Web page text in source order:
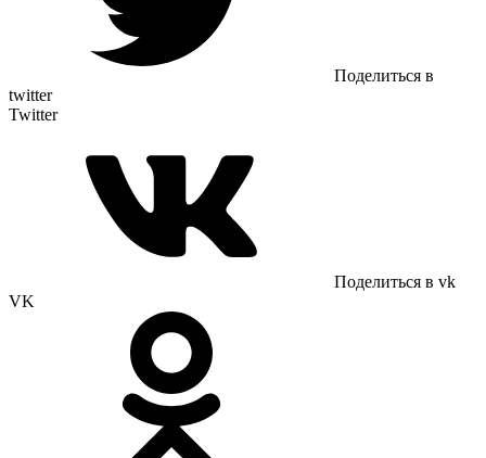
Поделиться в
twitter
Twitter
Поделиться в vk
VK